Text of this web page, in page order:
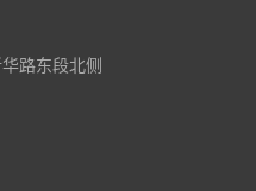
路东段北侧